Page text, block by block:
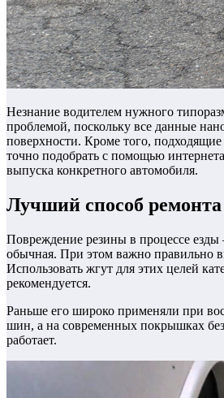
Незнание водителем нужного
проблемой, поскольку все данные
поверхности. Кроме того,
точно подобрать с помощью
выпуска конкретного автомобиля.
Лучший способ
Повреждение резины в процессе езды
обычная. При этом важно правильно
Использовать жгут для этих целей
рекомендуется.
Раньше его широко применяли при
шин, а на современных покрышках
работает.